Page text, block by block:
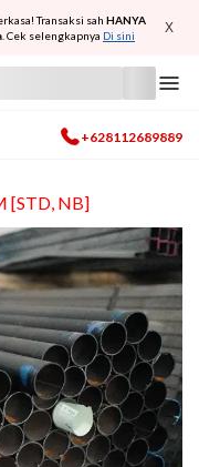
Transaksi sah HANYA
. Cek selengkapnya Di sini X
+628112689889
[STD, NB]